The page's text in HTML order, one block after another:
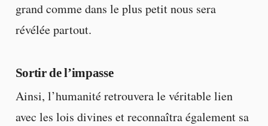
grand comme dans le plus petit nous sera
révélée partout.
Sortir de l’impasse
Ainsi, l’humanité retrouvera le véritable lien
avec les lois divines et reconnaîtra également sa